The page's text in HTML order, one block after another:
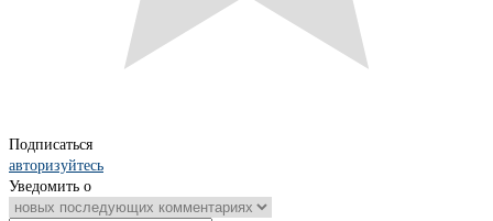
Подписаться
авторизуйтесь
Уведомить о